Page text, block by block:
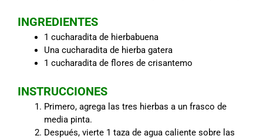
INGREDIENTES
1 cucharadita de hierbabuena
Una cucharadita de hierba gatera
1 cucharadita de flores de crisantemo
INSTRUCCIONES
Primero, agrega las tres hierbas a un frasco de
media pinta.
Después, vierte 1 taza de agua caliente sobre las